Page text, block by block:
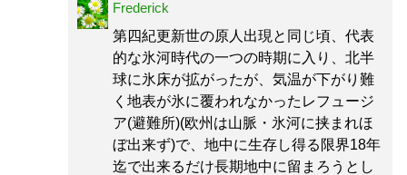
Frederick
第四紀更新世の原人出現と同じ頃、代表
的な氷河時代の一つの時期に入り、北半
球に氷床が拡がったが、気温が下がり難
く地表が氷に覆われなかったレフュージ
ア(避難所)(欧州は山脈・氷河に挟まれほ
ぼ出来ず)で、地中に生存し得る限界18年
迄で出来るだけ長期地中に留まろうとし